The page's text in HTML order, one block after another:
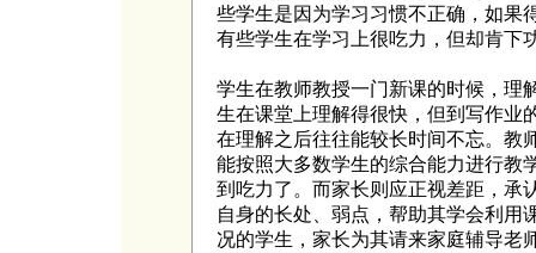
些学生是因为学习习惯不正确，如果
有些学生在学习上很吃力，但却肯下
学生在教师教授一门新课的时候，理
生在课堂上理解得很快，但到写作业
在理解之后往往能较长时间不忘。教
能按照大多数学生的综合能力进行教
到吃力了。而家长则应正视差距，承
自身的长处、弱点，帮助其学会利用
况的学生，家长为其请来家庭辅导老